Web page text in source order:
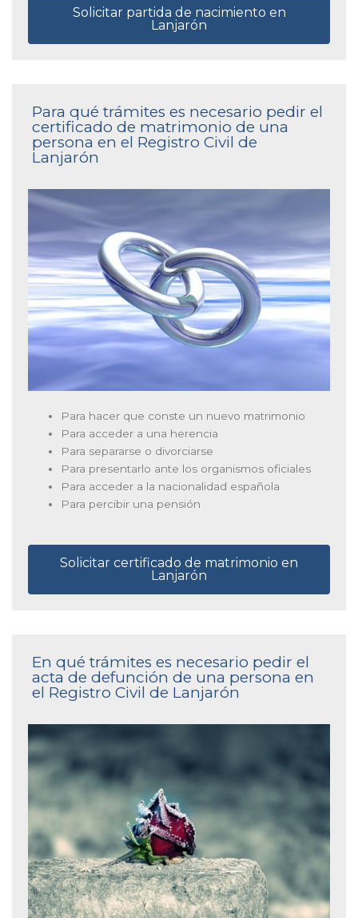
Solicitar partida de nacimiento en
Lanjarón
Para qué trámites es necesario pedir el
certificado de matrimonio de una
persona en el Registro Civil de
Lanjarón
Para hacer que conste un nuevo matrimonio
Para acceder a una herencia
Para separarse o divorciarse
Para presentarlo ante los organismos oficiales
Para acceder a la nacionalidad española
Para percibir una pensión
Solicitar certificado de matrimonio en
Lanjarón
En qué trámites es necesario pedir el
acta de defunción de una persona en
el Registro Civil de Lanjarón